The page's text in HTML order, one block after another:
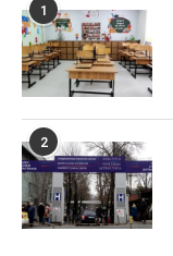
1
2